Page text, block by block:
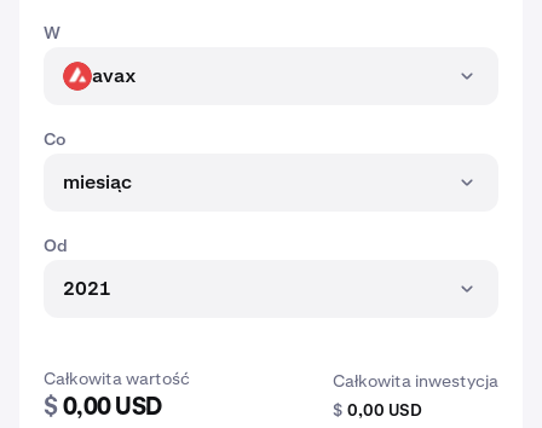
W
AVAX avax
Co
miesiąc
Od
2021
Całkowita wartość
$ 0,00 USD
Całkowita inwestycja
$ 0,00 USD